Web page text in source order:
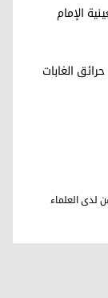
الإمام
الغابات
لدى العلماء